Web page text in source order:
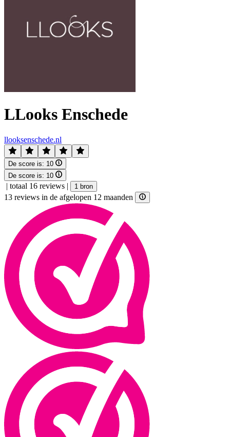
LLooks Enschede
llooksenschede.nl
De score is: 10
De score is: 10
| totaal 16 reviews | 1 bron
13 reviews in de afgelopen 12 maanden